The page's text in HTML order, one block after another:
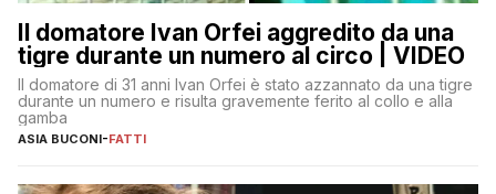
Il domatore Ivan Orfei aggredito da una
tigre durante un numero al circo | VIDEO
Il domatore di 31 anni Ivan Orfei è stato azzannato da una tigre
durante un numero e risulta gravemente ferito al collo e alla
gamba
ASIA BUCONI-FATTI